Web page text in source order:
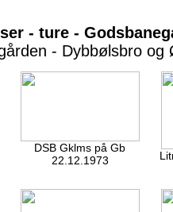
- ture -
- Dybbølsbro
DSB Gklms på Gb
22.12.1973